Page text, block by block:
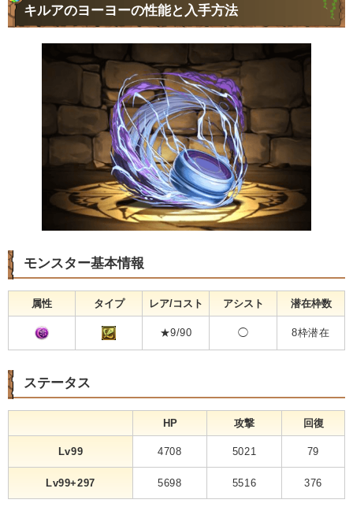
キルアのヨーヨーの性能と入手方法
モンスター基本情報
属性 タイプ レア/コスト アシスト 潜在枠数
★9/90 ◯ 8枠潜在
ステータス
HP 攻撃 回復
Lv99 4708 5021 79
Lv99+297 5698 5516 376